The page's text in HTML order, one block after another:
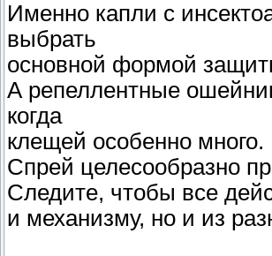
Именно капли с
выбрать
основной формой
А репеллентные
когда
клещей особенно много.
Спрей целесообразно
Следите, чтобы все
и механизму, но и из